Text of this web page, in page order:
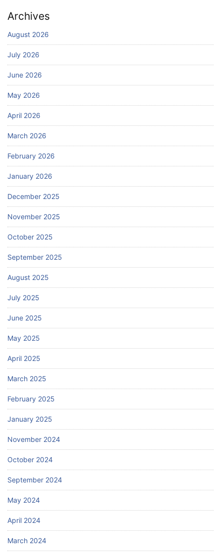
Archives
August 2026
July 2026
June 2026
May 2026
April 2026
March 2026
February 2026
January 2026
December 2025
November 2025
October 2025
September 2025
August 2025
July 2025
June 2025
May 2025
April 2025
March 2025
February 2025
January 2025
November 2024
October 2024
September 2024
May 2024
April 2024
March 2024